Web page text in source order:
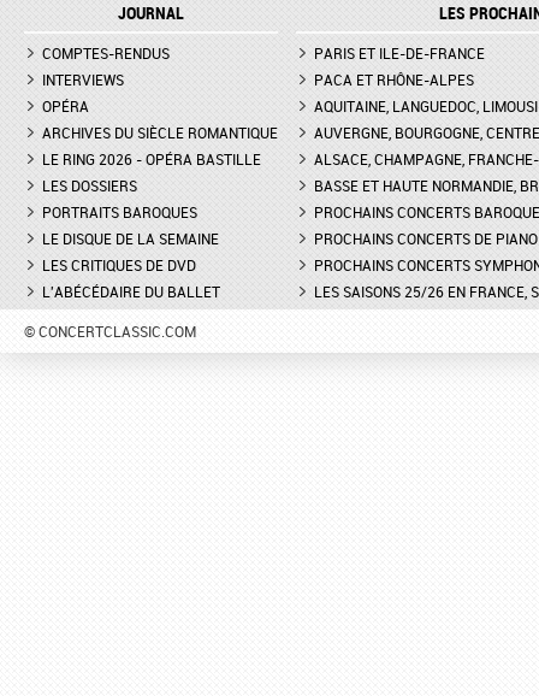
LA GRANDE DUCHESSE DE
GÉROLSTEIN D'OFFENBACH AU
THÉÂTRE DE L'ODÉON DE
MARSEILLE - INTERVIEW D'YVES
COUDRAY, METTEUR EN SCÈN
DON GIOVANNI À L'OPÉRA DE
MONTPELLIER - EXTRAIT DE
"TREMA, TREMA, O SCELLERATO!"
D'ANTHÉRON
FESTIVAL DE PIANO DE
ROQUE D'ANTHÉON -
DE LA PRÉSENTATION
PIANOS
FESTIVAL CHOPIN À
INTERVIEW DE CLAIRE-
GUAY
JOURNAL
COMPTES-RENDUS
INTERVIEWS
OPÉRA
ARCHIVES DU SIÈCLE ROMANTIQUE
LE RING 2026 - OPÉRA BASTILLE
LES DOSSIERS
PORTRAITS BAROQUES
LE DISQUE DE LA SEMAINE
LES CRITIQUES DE DVD
L'ABÉCÉDAIRE DU BALLET
LES
PARIS ET ILE-DE-FRANCE
PACA ET RHÔNE-ALPES
AQUITAINE, LANGUEDOC,
AUVERGNE, BOURGOGNE, CENTRE
ALSACE, CHAMPAGNE,
BASSE ET HAUTE NORMANDIE,
PROCHAINS CONCERTS
PROCHAINS CONCERTS DE PIANO
PROCHAINS CONCERTS
LES SAISONS 25/26 EN FRANCE,
© CONCERTCLASSIC.COM